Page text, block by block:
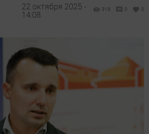
22 октября 2025 -
14:08
318 0 0